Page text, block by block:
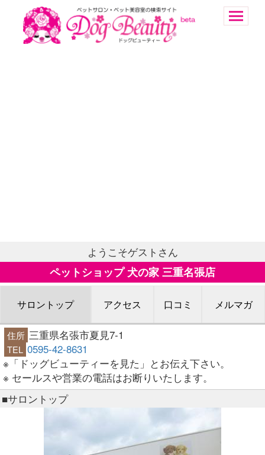
ようこそゲストさん
ペットショップ 犬の家 三重名張店
サロントップ アクセス 口コミ メルマガ
住所 三重県名張市夏見7-1
TEL 0595-42-8631
※「ドッグビューティーを見た」とお伝え下さい。
※ セールスや営業の電話はお断りいたします。
■サロントップ